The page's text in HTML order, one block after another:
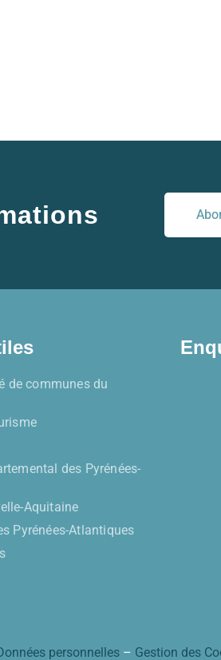
de communes du
des Pyrénées-
Aquitaine
Pyrénées-Atlantiques
personnelles – Gestion des